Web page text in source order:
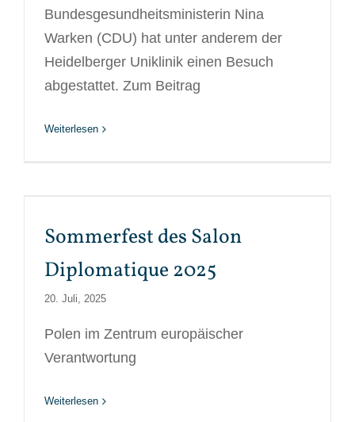
Bundesgesundheitsministerin Nina
Warken (CDU) hat unter anderem der
Heidelberger Uniklinik einen Besuch
abgestattet. Zum Beitrag
Weiterlesen
Sommerfest des Salon
Diplomatique 2025
20. Juli, 2025
Polen im Zentrum europäischer
Verantwortung
Weiterlesen